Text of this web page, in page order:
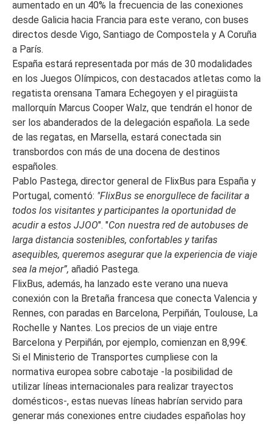
aumentado en un 40% la frecuencia de las conexiones
desde Galicia hacia Francia para este verano, con buses
directos desde Vigo, Santiago de Compostela y A Coruña
a París.
España estará representada por más de 30 modalidades
en los Juegos Olímpicos, con destacados atletas como la
regatista orensana Tamara Echegoyen y el piragüista
mallorquín Marcus Cooper Walz, que tendrán el honor de
ser los abanderados de la delegación española. La sede
de las regatas, en Marsella, estará conectada sin
transbordos con más de una docena de destinos
españoles.
Pablo Pastega, director general de FlixBus para España y
Portugal, comentó: "FlixBus se enorgullece de facilitar a
todos los visitantes y participantes la oportunidad de
acudir a estos JJOO". "Con nuestra red de autobuses de
larga distancia sostenibles, confortables y tarifas
asequibles, queremos asegurar que la experiencia de viaje
sea la mejor”, añadió Pastega.
FlixBus, además, ha lanzado este verano una nueva
conexión con la Bretaña francesa que conecta Valencia y
Rennes, con paradas en Barcelona, Perpiñán, Toulouse, La
Rochelle y Nantes. Los precios de un viaje entre
Barcelona y Perpiñán, por ejemplo, comienzan en 8,99€.
Si el Ministerio de Transportes cumpliese con la
normativa europea sobre cabotaje -la posibilidad de
utilizar líneas internacionales para realizar trayectos
domésticos-, estas nuevas líneas habrían servido para
generar más conexiones entre ciudades españolas hoy